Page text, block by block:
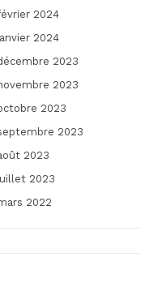
2024
2024
2023
2023
2023
2023
2023
2023
2022